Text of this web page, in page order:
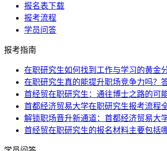
报名表下载
报考流程
学员问答
报考指南
在职研究生如何找到工作与学习的黄金
在职研究生真的能提升职场竞争力吗？
首经贸在职研究生：通往博士之路的可
首都经济贸易大学在职研究生报考流程
解锁职场晋升新通道：首都经济贸易大
首经贸在职研究生的报名材料主要包括哪